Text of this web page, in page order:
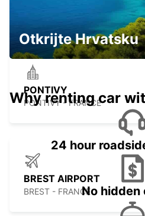
SAINT BRIEUC - FRANCE
PONTIVY
PONTIVY - FRANCE
BREST AIRPORT
BREST - FRANCE
Otkrijte Hrvatsku
Why renting car
24 hour
No hidden